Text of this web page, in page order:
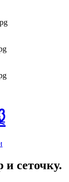
сеточку.